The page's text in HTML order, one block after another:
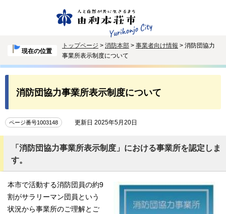
現在の位置
トップページ > 消防本部 > 事業者向け情報 > 消防団協力
事業所表示制度について
消防団協力事業所表示制度について
ページ番号1003148 更新日 2025年5月20日
「消防団協力事業所表示制度」における事業所を認定しま
す。
本市で活動する消防団員の約9
割がサラリーマン団員という
状況から事業所のご理解とご